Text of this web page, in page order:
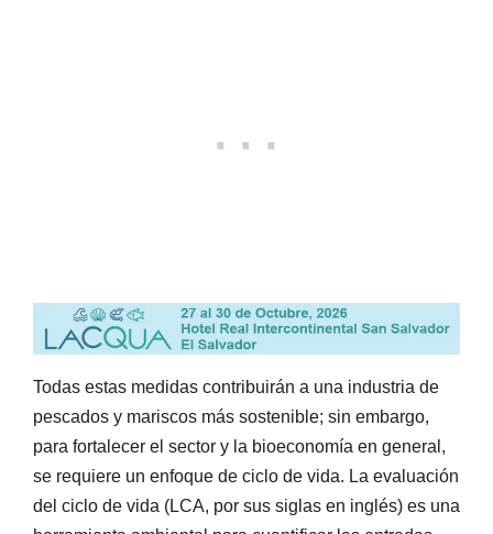
Todas estas medidas contribuirán a una industria de
pescados y mariscos más sostenible; sin embargo,
para fortalecer el sector y la bioeconomía en general,
se requiere un enfoque de ciclo de vida. La evaluación
del ciclo de vida (LCA, por sus siglas en inglés) es una